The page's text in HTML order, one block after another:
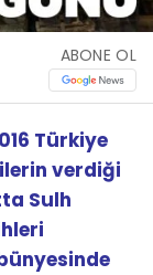
ABONE OL
Türkiye
verdiği
Sulh